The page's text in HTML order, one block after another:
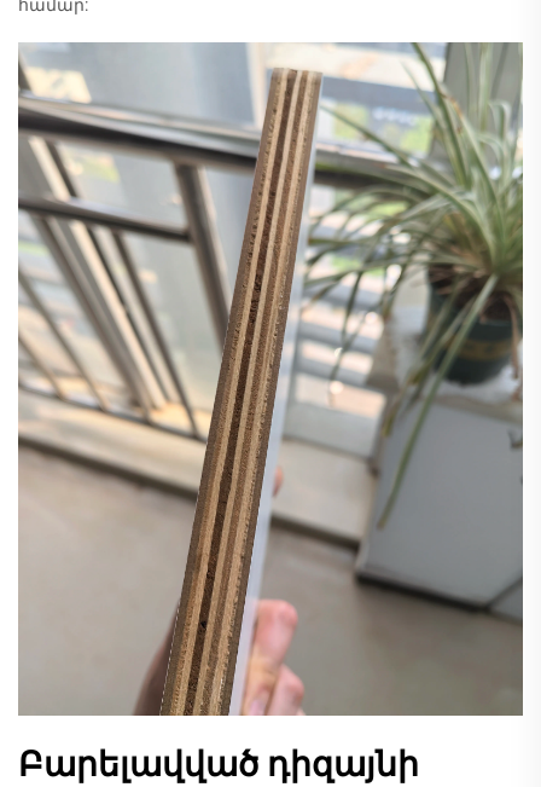
համար:
Բարելավված դիզայնի